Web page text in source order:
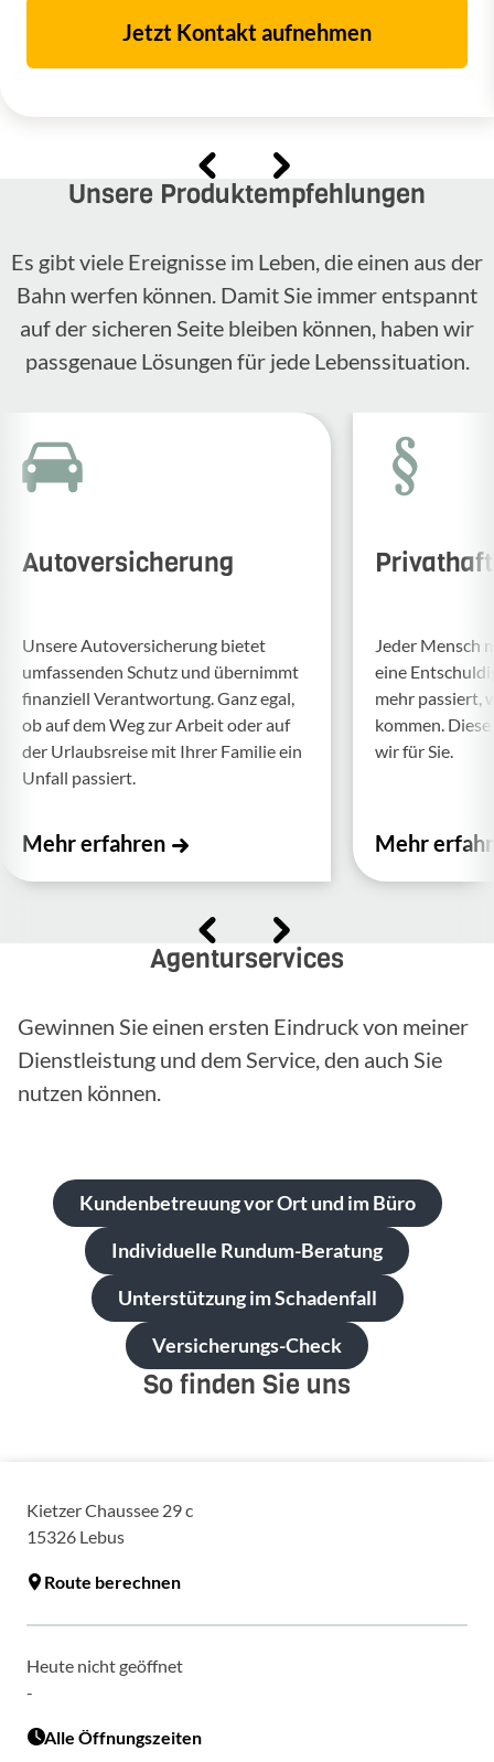
Jetzt Kontakt aufnehmen
Unsere Produktempfehlungen
Es gibt viele Ereignisse im Leben, die einen aus der
Bahn werfen können. Damit Sie immer entspannt
auf der sicheren Seite bleiben können, haben wir
passgenaue Lösungen für jede Lebenssituation.
Autoversicherung
Unsere Auto­ver­si­che­rung bietet
umfas­senden Schutz und über­nimmt
finan­ziell Verant­wor­tung. Ganz egal,
ob auf dem Weg zur Arbeit oder auf
der Urlaubs­reise mit Ihrer Familie ein
Unfall passiert.
Mehr erfahren
Jeder Mensch
eine
mehr passiert,
kommen.
wir für Sie.
Mehr
Agenturservices
Gewinnen Sie einen ersten Eindruck von meiner
Dienstleistung und dem Service, den auch Sie
nutzen können.
Kundenbetreuung vor Ort und im Büro
Individuelle Rundum-Beratung
Unterstützung im Schadenfall
Versicherungs-Check
So finden Sie uns
Kietzer Chaussee 29 c
15326 Lebus
Route berechnen
Heute nicht geöffnet
-
Alle Öffnungszeiten